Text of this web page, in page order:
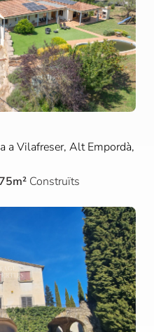
a Vilafreser, Alt Empordà,
Construïts